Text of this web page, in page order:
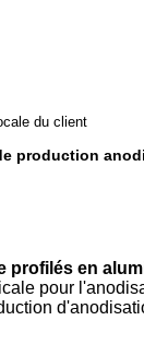
du client
production
en
pour